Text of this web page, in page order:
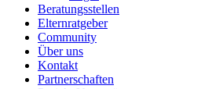
Beratungsstellen
Elternratgeber
Community
Über uns
Kontakt
Partnerschaften